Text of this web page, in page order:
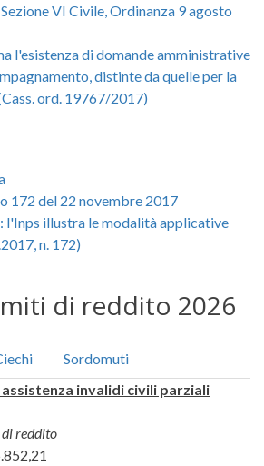
VI Civile, Ordinanza 9 agosto
l'esistenza di domande amministrative
distinte da quelle per la
ord. 19767/2017)
172 del 22 novembre 2017
l'Inps illustra le modalità applicative
n. 172)
di reddito 2026
Sordomuti
invalidi civili parziali
reddito